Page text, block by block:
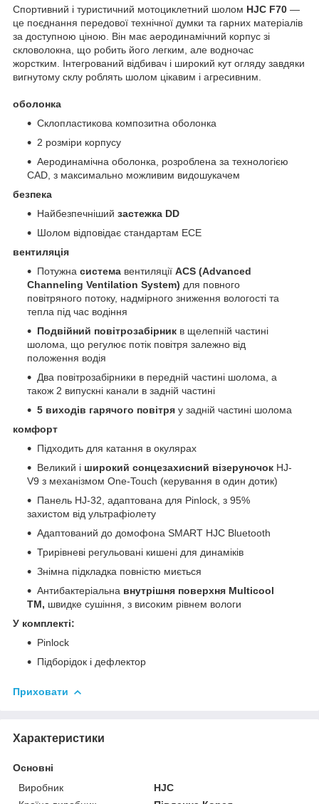
Спортивний і туристичний мотоциклетний шолом HJC F70 —
це поєднання передової технічної думки та гарних матеріалів
за доступною ціною. Він має аеродинамічний корпус зі
скловолокна, що робить його легким, але водночас
жорстким. Інтегрований відбивач і широкий кут огляду завдяки
вигнутому склу роблять шолом цікавим і агресивним.
оболонка
Склопластикова композитна оболонка
2 розміри корпусу
Аеродинамічна оболонка, розроблена за технологією
CAD, з максимально можливим видошукачем
безпека
Найбезпечніший застежка DD
Шолом відповідає стандартам ECE
вентиляція
Потужна система вентиляції ACS (Advanced
Channeling Ventilation System) для повного
повітряного потоку, надмірного зниження вологості та
тепла під час водіння
Подвійний повітрозабірник в щелепній частині
шолома, що регулює потік повітря залежно від
положення водія
Два повітрозабірники в передній частині шолома, а
також 2 випускні канали в задній частині
5 виходів гарячого повітря у задній частині шолома
комфорт
Підходить для катання в окулярах
Великий і широкий сонцезахисний візеруночок HJ-
V9 з механізмом One-Touch (керування в один дотик)
Панель HJ-32, адаптована для Pinlock, з 95%
захистом від ультрафіолету
Адаптований до домофона SMART HJC Bluetooth
Трирівневі регульовані кишені для динаміків
Знімна підкладка повністю миється
Антибактеріальна внутрішня поверхня Multicool
TM, швидке сушіння, з високим рівнем вологи
У комплекті:
Pinlock
Підборідок і дефлектор
Приховати
Характеристики
Основні
Виробник
HJC